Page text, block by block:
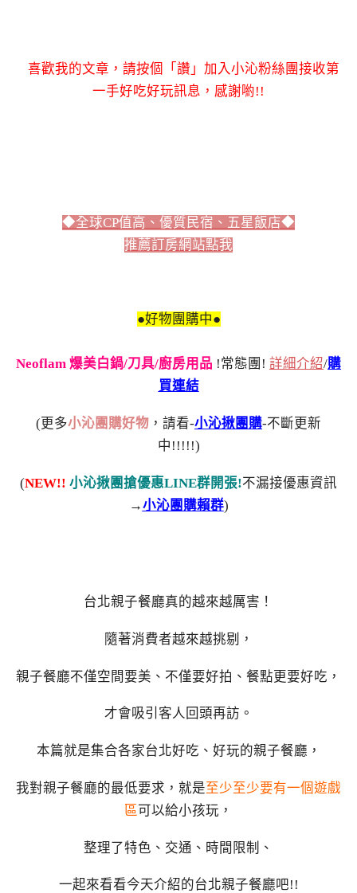
喜歡我的文章，請按個「讚」加入小沁粉絲團接收第
一手好吃好玩訊息，感謝喲!!
◆全球CP值高、優質民宿、五星飯店◆
推薦訂房網站點我
●好物團購中●
Neoflam 爆美白鍋/刀具/廚房用品 !常態團! 詳細介紹/購
買連結
(更多小沁團購好物 ，請看-小沁揪團購-不斷更新
中!!!!!)
(NEW!! 小沁揪團搶優惠LINE群開張!不漏接優惠資訊
→小沁團購賴群)
台北親子餐廳真的越來越厲害！
隨著消費者越來越挑剔，
親子餐廳不僅空間要美、不僅要好拍、餐點更要好吃，
才會吸引客人回頭再訪。
本篇就是集合各家台北好吃、好玩的親子餐廳，
我對親子餐廳的最低要求，就是至少至少要有一個遊戲
區可以給小孩玩，
整理了特色、交通、時間限制、
一起來看看今天介紹的台北親子餐廳吧!!